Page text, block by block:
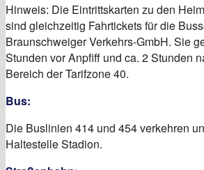
Hinweis: Die Eintrittskarten zu den
sind gleichzeitig Fahrtickets für die
Braunschweiger Verkehrs-GmbH. Sie
Stunden vor Anpfiff und ca. 2 Stunden
Bereich der Tarifzone 40.
Bus:
Die Buslinien 414 und 454 verkehren
Haltestelle Stadion.